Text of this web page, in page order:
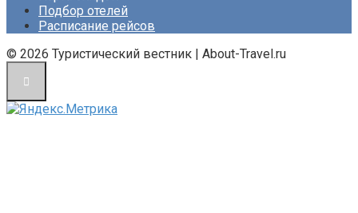
Подбор отелей
Расписание рейсов
© 2026 Туристический вестник | About-Travel.ru